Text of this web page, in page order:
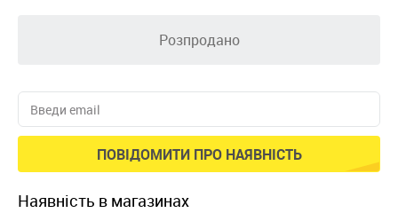
Розпродано
ПОВІДОМИТИ ПРО НАЯВНІСТЬ
наявність в магазинах